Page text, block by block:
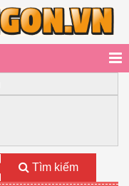
Tìm kiếm